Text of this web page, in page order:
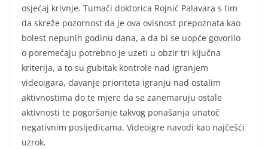
osjećaj krivnje. Tumači doktorica Rojnić Palavara s tim
da skreže pozornost da je ova ovisnost prepoznata kao
bolest nepunih godinu dana, a da bi se uopće govorilo
o poremećaju potrebno je uzeti u obzir tri ključna
kriterija, a to su gubitak kontrole nad igranjem
videoigara, davanje prioriteta igranju nad ostalim
aktivnostima do te mjere da se zanemaruju ostale
aktivnosti te pogoršanje takvog ponašanja unatoč
negativnim posljedicama. Videoigre navodi kao najčešći
uzrok.